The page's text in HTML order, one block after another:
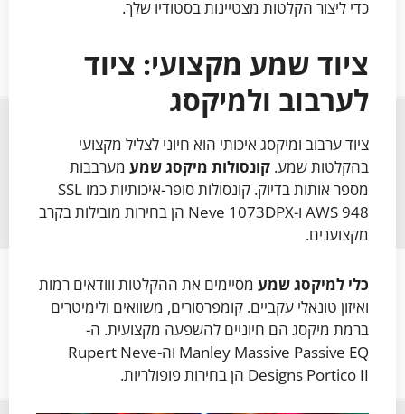
כדי ליצור הקלטות מצטיינות בסטודיו שלך.
ציוד שמע מקצועי: ציוד
לערבוב ולמיקסג
ציוד ערבוב ומיקסג איכותי הוא חיוני לצליל מקצועי
בהקלטות שמע. קונסולות מיקסג שמע מערבבות
מספר אותות בדיוק. קונסולות סופר-איכותיות כמו SSL
AWS 948 ו-Neve 1073DPX הן בחירות מובילות בקרב
מקצוענים.
כלי למיקסג שמע מסיימים את ההקלטות ווודאים רמות
ואיזון טונאלי עקביים. קומפרסורים, משוואים ולימיטרים
ברמת מיקסג הם חיוניים להשפעה מקצועית. ה-
Manley Massive Passive EQ וה-Rupert Neve
Designs Portico II הן בחירות פופולריות.